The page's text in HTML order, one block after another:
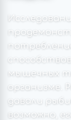
мышечных
организме.
давали
возможно,